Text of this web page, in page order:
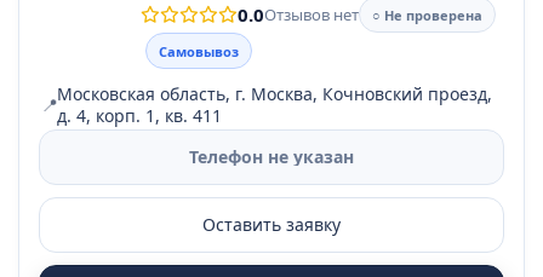
0.0Отзывов нет
○ Не проверена
Самовывоз
📍Московская область, г. Москва, Кочновский проезд,
д. 4, корп. 1, кв. 411
Телефон не указан
Оставить заявку